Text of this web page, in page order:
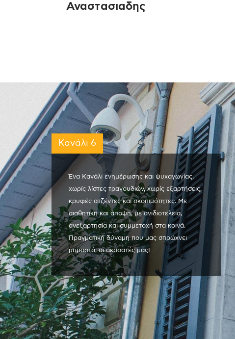
Αναστασιαδης
Κανάλι 6
Ένα Κανάλι ενημέρωσης και ψυχαγωγίας,
χωρίς λίστες τραγουδιών, χωρίς εξαρτήσεις,
κρυφές ατζέντες και σκοπιμότητες. Με
αισθητική και άποψη, με ανιδιοτέλεια,
ανεξαρτησία και συμμετοχή στα κοινά.
Πραγματική δύναμη που μας σπρώχνει
μπροστά, οι ακροατές μας!